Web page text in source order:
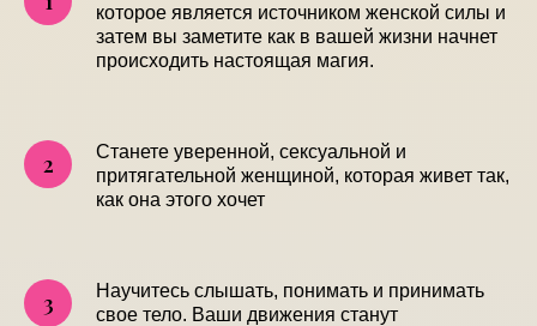
которое является источником женской силы и
затем вы заметите как в вашей жизни начнет
происходить настоящая магия.
Станете уверенной, сексуальной и
притягательной женщиной, которая живет так,
как она этого хочет
Научитесь слышать, понимать и принимать
свое тело. Ваши движения станут